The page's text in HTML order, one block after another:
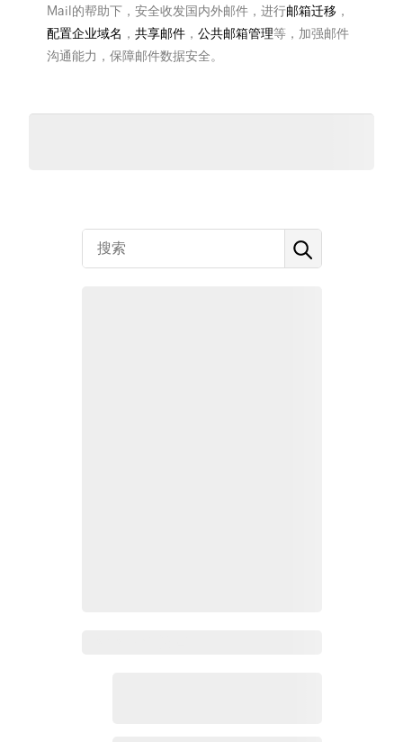
Mail的帮助下，安全收发国内外邮件，进行邮箱迁移 ，
配置企业域名 ， 共享邮件， 公共邮箱管理等，加强邮件
沟通能力，保障邮件数据安全。